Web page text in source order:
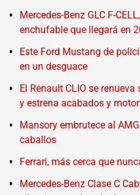
Mercedes-Benz GLC F-
enchufable que llegará en
Este Ford Mustang de
en un desguace
El Renault CLIO se
y estrena acabados y motor
Mansory embrutece al
caballos
Ferrari, más cerca que
Mercedes-Benz Clase C